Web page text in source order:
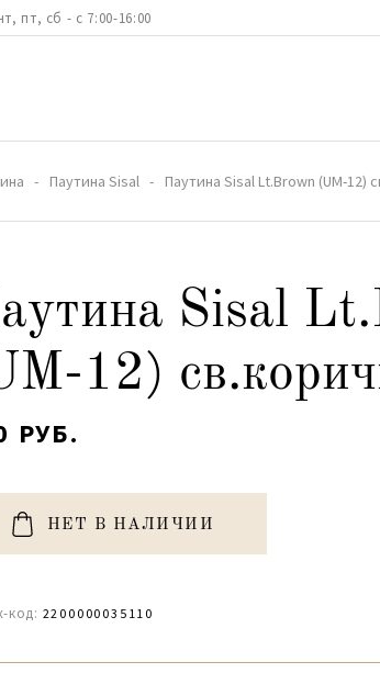
пт, сб - с 7:00-16:00
Паутина Sisal Паутина Sisal Lt.Brown (UM-12)
Sisal
12)
РУБ.
НЕТ В НАЛИЧИИ
код: 2200000035110